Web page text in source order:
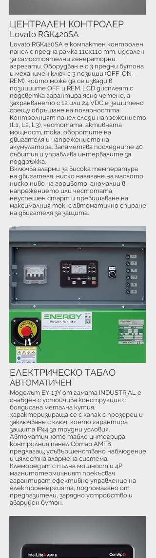
Lovato RGK420SA е компактен контролен
панел с предна рамка 110x110 mm, идеален
за самостоятелни генераторни
агрегати. Оборудван е с 3 предни бутона
и механичен ключ с 3 позиции (OFF-ON-
REM), който може да се извади в
позициите OFF и REM. LCD дисплеят с
подсветка гарантира ясно четене, а
захранването с 12 или 24 VDC е защитено
срещу обръщане на полярността.
Контролният панел следи напрежението
(L1, L2, L3), честотата, активната
мощност, тока, оборотите на
двигателя и напрежението на
акумулатора. Запаметява последните 40
събития и управлява интервалите за
поддръжка.
Включва аларми за висока температура
на двигателя, ниско налягане на маслото,
ниско ниво на горивото, аномалии в
напрежението или честотата,
неуспешен старт и превишаване на
максималния ток, с автоматично спиране
на двигателя за защита.
ЦЕНТРАЛЕН КОНТРОЛЕР
Lovato RGK420SA
Моделът EY-13Y от гамата INDUSTRIAL е
снабден с устойчива конструкция с
боядисана метална кутия,
характеризираща се с капак с прозорец и
заключване с ключ, което гарантира
защита IP44 за трудни условия.
Автоматичното табло интегрира
контролния панел Comap AMF8,
предлагащ усъвършенствано наблюдение
и цялостна алармена система.
Клеморедът с пълна мощност и 4P
магнитотермичният прекъсвач
гарантират ефективно управление на
електроенергията, подпомагано от
предпазители, зарядно устройство и
аварийен бутон.
ЕЛЕКТРИЧЕСКО ТАБЛО
АВТОМАТИЧЕН